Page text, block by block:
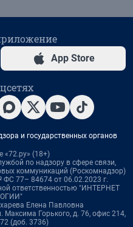
App Store
и государственных органов
«72.ру» (18+)
по надзору в сфере связи,
коммуникаций (Роскомнадзор)
77– 84674 от 06.02.2023 г.
ответственностью "ИНТЕРНЕТ
Елена Павловна
Максима Горького, д. 76, офис 214,
(доб. 3736)